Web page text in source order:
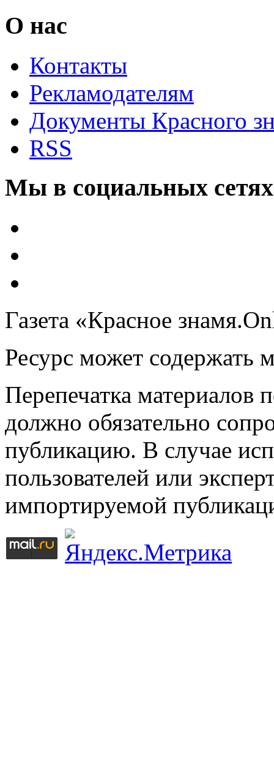
О нас
Контакты
Рекламодателям
Документы Красного
RSS
Мы в социальных сетях
Газета «Красное
Ресурс может содержать
Перепечатка материалов
должно обязательно
публикацию. В случае
пользователей или
импортируемой